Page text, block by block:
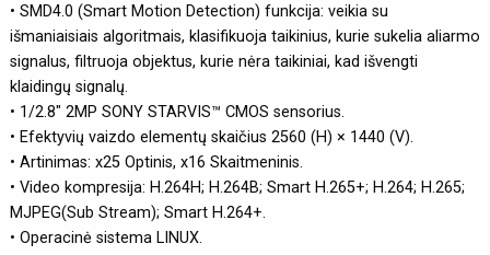
• SMD4.0 (Smart Motion Detection) funkcija: veikia su
išmaniaisiais algoritmais, klasifikuoja taikinius, kurie sukelia aliarmo
signalus, filtruoja objektus, kurie nėra taikiniai, kad išvengti
klaidingų signalų.
• 1/2.8" 2MP SONY STARVIS™ CMOS sensorius.
• Efektyvių vaizdo elementų skaičius 2560 (H) × 1440 (V).
• Artinimas: x25 Optinis, x16 Skaitmeninis.
• Video kompresija: H.264H; H.264B; Smart H.265+; H.264; H.265;
MJPEG(Sub Stream); Smart H.264+.
• Operacinė sistema LINUX.